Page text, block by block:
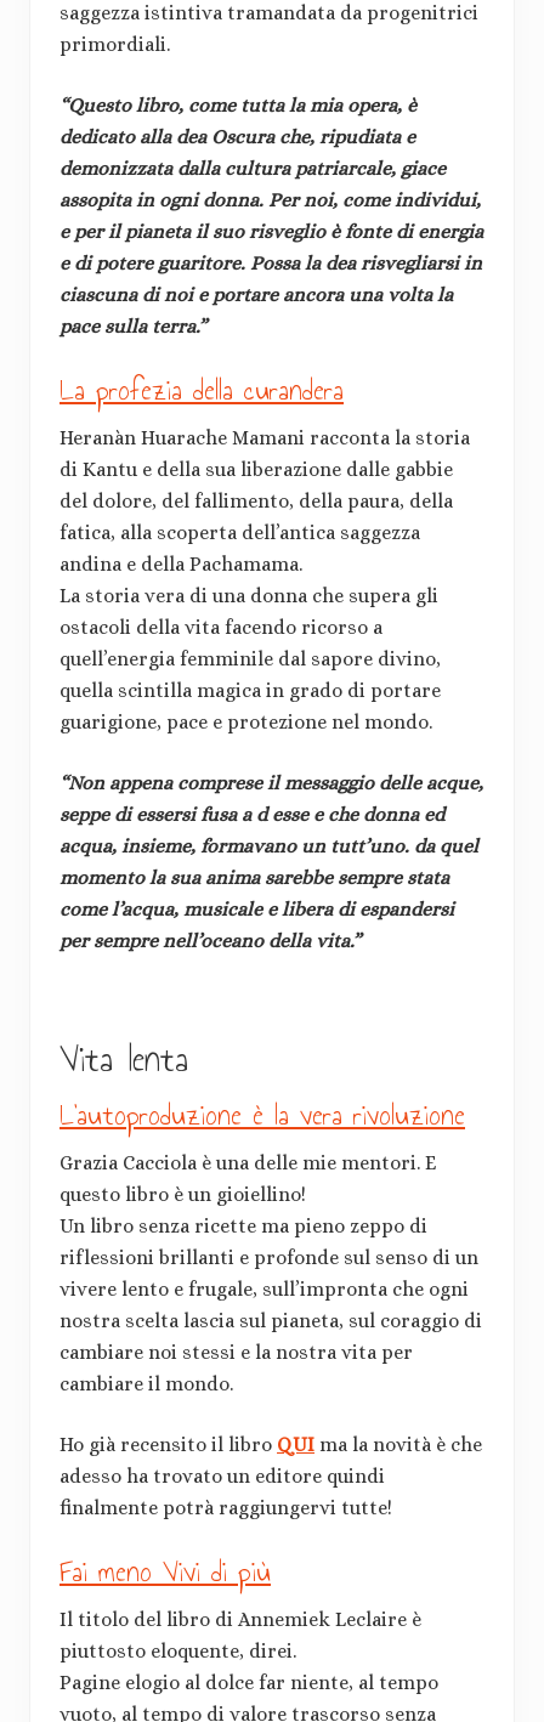
saggezza istintiva tramandata da progenitrici
primordiali.
“Questo libro, come tutta la mia opera, è
dedicato alla dea Oscura che, ripudiata e
demonizzata dalla cultura patriarcale, giace
assopita in ogni donna. Per noi, come individui,
e per il pianeta il suo risveglio è fonte di energia
e di potere guaritore. Possa la dea risvegliarsi in
ciascuna di noi e portare ancora una volta la
pace sulla terra.”
La profezia della curandera
Heranàn Huarache Mamani racconta la storia
di Kantu e della sua liberazione dalle gabbie
del dolore, del fallimento, della paura, della
fatica, alla scoperta dell’antica saggezza
andina e della Pachamama.
La storia vera di una donna che supera gli
ostacoli della vita facendo ricorso a
quell’energia femminile dal sapore divino,
quella scintilla magica in grado di portare
guarigione, pace e protezione nel mondo.
“Non appena comprese il messaggio delle acque,
seppe di essersi fusa a d esse e che donna ed
acqua, insieme, formavano un tutt’uno. da quel
momento la sua anima sarebbe sempre stata
come l’acqua, musicale e libera di espandersi
per sempre nell’oceano della vita.”
Vita lenta
L’autoproduzione è la vera rivoluzione
Grazia Cacciola è una delle mie mentori. E
questo libro è un gioiellino!
Un libro senza ricette ma pieno zeppo di
riflessioni brillanti e profonde sul senso di un
vivere lento e frugale, sull’impronta che ogni
nostra scelta lascia sul pianeta, sul coraggio di
cambiare noi stessi e la nostra vita per
cambiare il mondo.
Ho già recensito il libro QUI ma la novità è che
adesso ha trovato un editore quindi
finalmente potrà raggiungervi tutte!
Fai meno Vivi di più
Il titolo del libro di Annemiek Leclaire è
piuttosto eloquente, direi.
Pagine elogio al dolce far niente, al tempo
vuoto, al tempo di valore trascorso senza